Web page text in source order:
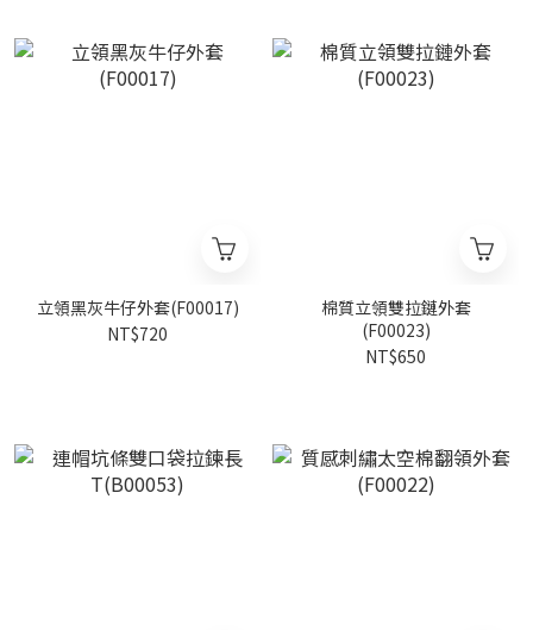
立領黑灰牛仔外套(F00017)
NT$720
棉質立領雙拉鏈外套
(F00023)
NT$650